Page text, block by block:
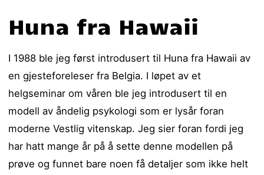
Huna fra Hawaii
I 1988 ble jeg først introdusert til Huna fra Hawaii av
en gjesteforeleser fra Belgia. I løpet av et
helgseminar om våren ble jeg introdusert til en
modell av åndelig psykologi som er lysår foran
moderne Vestlig vitenskap. Jeg sier foran fordi jeg
har hatt mange år på å sette denne modellen på
prøve og funnet bare noen få detaljer som ikke helt